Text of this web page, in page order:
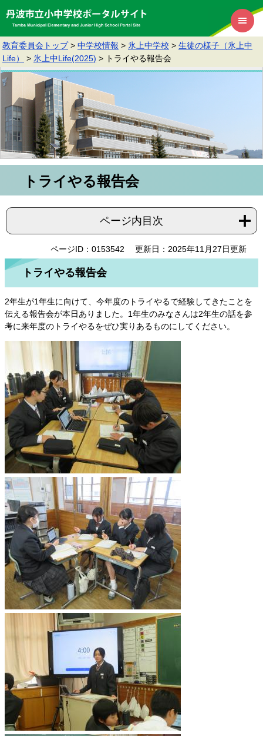
教育委員会トップ > 中学校情報 > 氷上中学校 > 生徒の様子（氷上中
Life）
> 氷上中Life(2025) > トライやる報告会
トライやる報告会
ページ内目次
ページID：0153542 更新日：2025年11月27日更新
トライやる報告会
2年生が1年生に向けて、今年度のトライやるで経験してきたことを
伝える報告会が本日ありました。1年生のみなさんは2年生の話を参
考に来年度のトライやるをぜひ実りあるものにしてください。